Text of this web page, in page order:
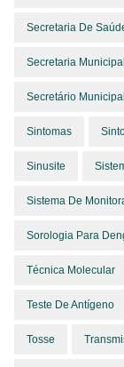
Secretaria De
Secretaria
Secretário
Sintomas
Sinusite
Sistema De
Sorologia Para
Técnica Molecular
Teste De Antígeno
Tosse